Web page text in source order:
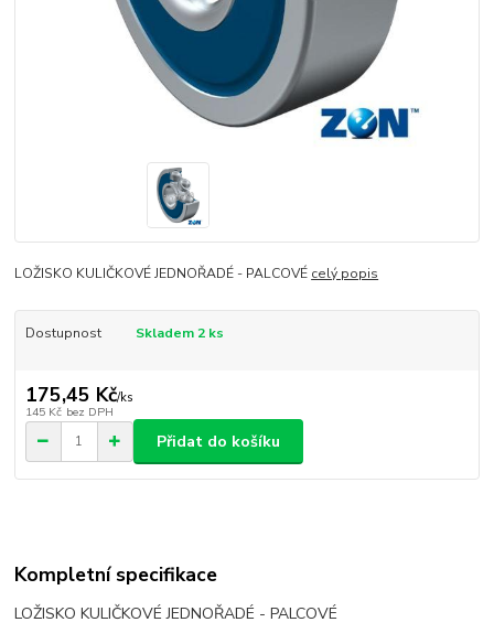
LOŽISKO KULIČKOVÉ JEDNOŘADÉ - PALCOVÉ celý popis
Dostupnost Skladem 2 ks
175,45 Kč/ks
145 Kč bez DPH
Přidat do košíku
Kompletní specifikace
LOŽISKO KULIČKOVÉ JEDNOŘADÉ - PALCOVÉ